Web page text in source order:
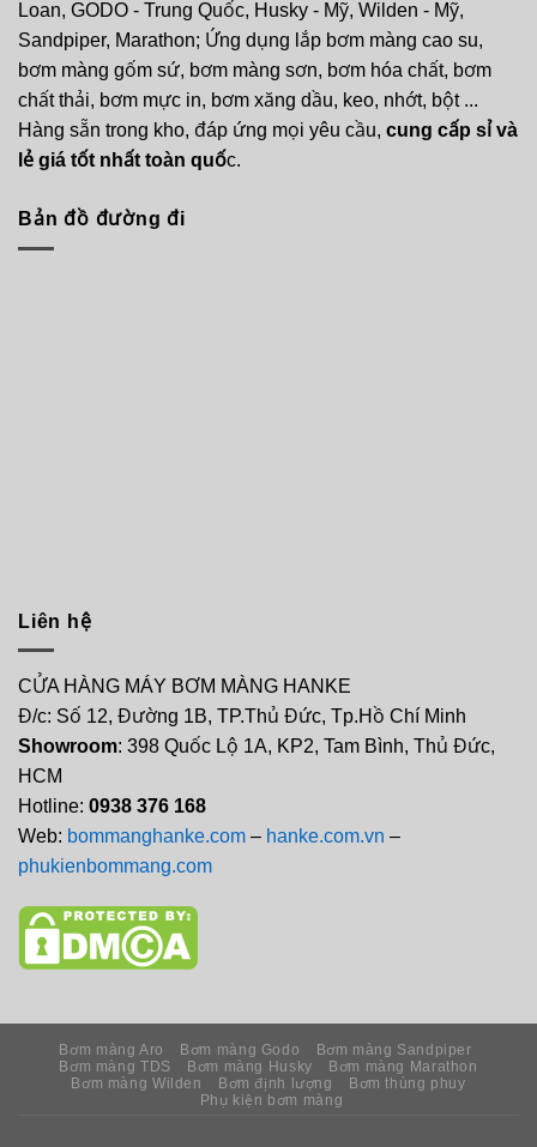
Loan, GODO - Trung Quốc, Husky - Mỹ, Wilden - Mỹ,
Sandpiper, Marathon; Ứng dụng lắp bơm màng cao su,
bơm màng gốm sứ, bơm màng sơn, bơm hóa chất, bơm
chất thải, bơm mực in, bơm xăng dầu, keo, nhớt, bột ...
Hàng sẵn trong kho, đáp ứng mọi yêu cầu, cung cấp sỉ và
lẻ giá tốt nhất toàn quốc.
Bản đồ đường đi
Liên hệ
CỬA HÀNG MÁY BƠM MÀNG HANKE
Đ/c: Số 12, Đường 1B, TP.Thủ Đức, Tp.Hồ Chí Minh
Showroom: 398 Quốc Lộ 1A, KP2, Tam Bình, Thủ Đức,
HCM
Hotline: 0938 376 168
Web: bommanghanke.com – hanke.com.vn –
phukienbommang.com
Bơm màng Aro Bơm màng Godo
Bơm màng Sandpiper
Bơm màng TDS
Bơm màng Husky
Bơm màng Marathon
Bơm màng Wilden
Bơm định lượng
Bơm thùng phuy
Phụ kiện bơm màng